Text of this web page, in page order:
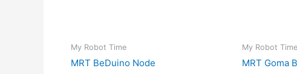
My Robot Time
MRT BeDuino Node
My Robot Time
MRT Goma